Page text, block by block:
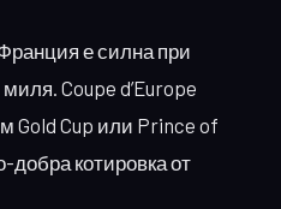
е силна при
Coupe d’Europe
Gold Cup или Prince of
добра котировка от